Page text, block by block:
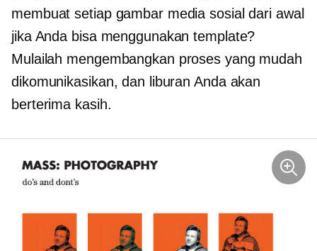
membuat setiap gambar media sosial dari awal
jika Anda bisa menggunakan template?
Mulailah mengembangkan proses yang mudah
dikomunikasikan, dan liburan Anda akan
berterima kasih.